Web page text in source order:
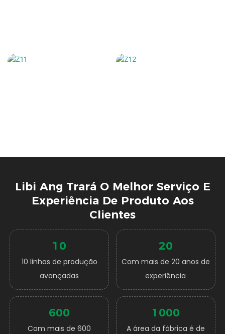
Libi Ang Trará O Melhor Serviço E
Experiência De Produto Aos
Clientes
10
10 linhas de produção
avançadas
20
Com mais de 20 anos de
experiência
600
Com mais de 600
1000
A área da fábrica é de